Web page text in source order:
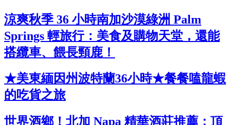
涼爽秋季 36 小時南加沙漠綠洲 Palm
Springs 輕旅行：美食及購物天堂，還能
搭纜車、餵長頸鹿！
★美東緬因州波特蘭36小時★餐餐嗑龍蝦
的吃貨之旅
世界酒鄉！北加 Napa 精華酒莊推薦：頂